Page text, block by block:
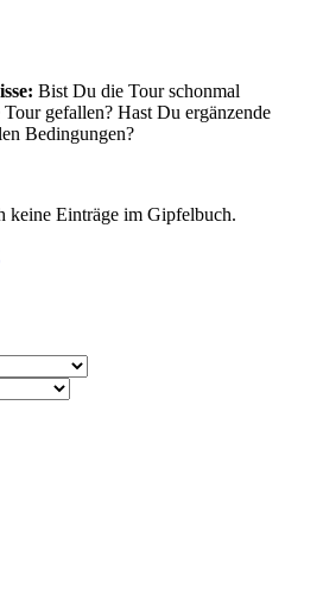
Bist Du die Tour schonmal
gefallen? Hast Du ergänzende
Bedingungen?
keine Einträge im Gipfelbuch.